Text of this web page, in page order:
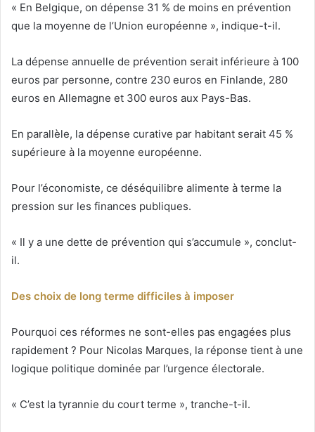
« En Belgique, on dépense 31 % de moins en prévention
que la moyenne de l’Union européenne », indique-t-il.
La dépense annuelle de prévention serait inférieure à 100
euros par personne, contre 230 euros en Finlande, 280
euros en Allemagne et 300 euros aux Pays-Bas.
En parallèle, la dépense curative par habitant serait 45 %
supérieure à la moyenne européenne.
Pour l’économiste, ce déséquilibre alimente à terme la
pression sur les finances publiques.
« Il y a une dette de prévention qui s’accumule », conclut-
il.
Des choix de long terme difficiles à imposer
Pourquoi ces réformes ne sont-elles pas engagées plus
rapidement ? Pour Nicolas Marques, la réponse tient à une
logique politique dominée par l’urgence électorale.
« C’est la tyrannie du court terme », tranche-t-il.